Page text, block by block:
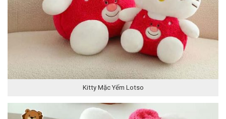
Kitty Mặc Yếm Lotso